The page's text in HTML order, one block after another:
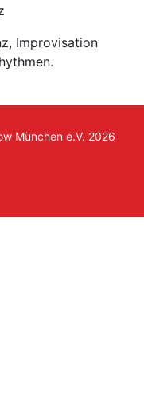
Improvisation
München e.V. 2026